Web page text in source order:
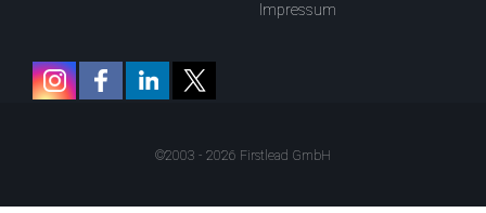
Impressum
©2003 - 2026 Firstlead GmbH